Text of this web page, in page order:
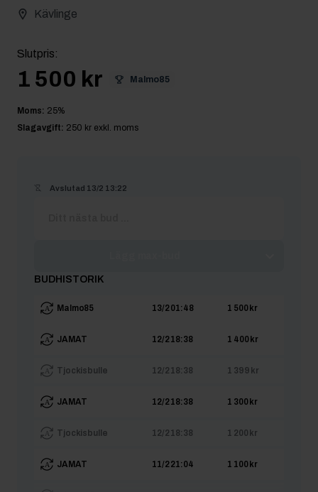
Kävlinge
Slutpris:
1 500 kr Malmo85
Moms: 25%
Slagavgift: 250 kr exkl. moms
Avslutad 13/2 13:22
BUDHISTORIK
Malmo85 13/2 01:48 1 500 kr
JAMAT 12/2 18:38 1 400 kr
Tjockisbulle 12/2 18:38 1 399 kr
JAMAT 12/2 18:38 1 300 kr
Tjockisbulle 12/2 18:38 1 200 kr
JAMAT 11/2 21:04 1 100 kr